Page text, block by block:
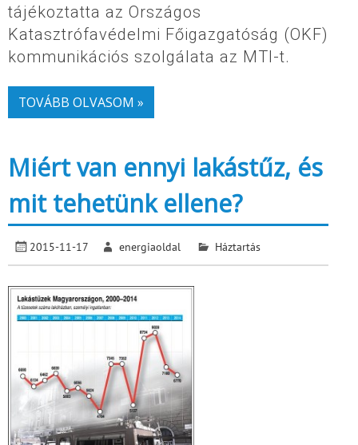
tájékoztatta az Országos
Katasztrófavédelmi Főigazgatóság (OKF)
kommunikációs szolgálata az MTI-t.
TOVÁBB OLVASOM »
Miért van ennyi lakástűz, és
mit tehetünk ellene?
2015-11-17 energiaoldal Háztartás